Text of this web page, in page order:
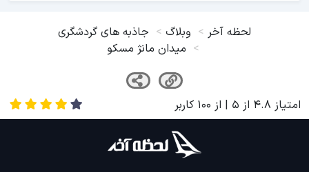
لحظه آخر وبلاگ
جاذبه های گردشگری
میدان مانژ مسکو
امتیاز 4.8 از 5 | از 100 کاربر